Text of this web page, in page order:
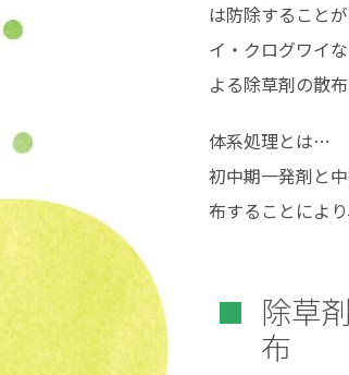
は防除すること
イ・クログワイ
よる除草剤の散
体系処理とは…
初中期一発剤と
布することによ
除草
布